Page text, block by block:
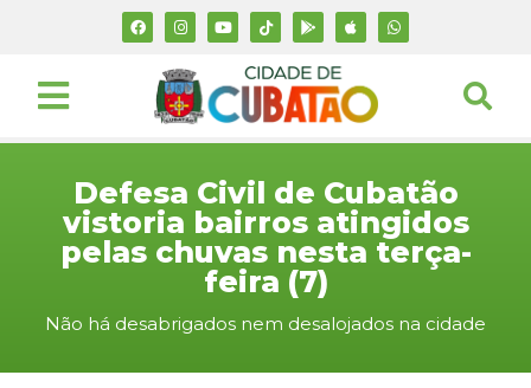
Defesa Civil de Cubatão
vistoria bairros atingidos
pelas chuvas nesta terça-
feira (7)
Não há desabrigados nem desalojados na cidade